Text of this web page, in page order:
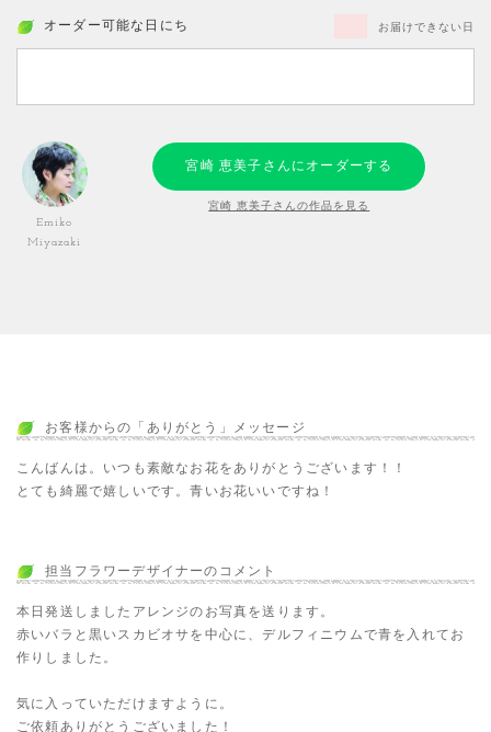
オーダー可能な日にち お届けできない日
Emiko
Miyazaki
宮崎 恵美子さんにオーダーする
宮崎 恵美子さんの作品を見る
お客様からの「ありがとう」メッセージ
こんばんは。いつも素敵なお花をありがとうございます！！
とても綺麗で嬉しいです。青いお花いいですね！
担当フラワーデザイナーのコメント
本日発送しましたアレンジのお写真を送ります。
赤いバラと黒いスカビオサを中心に、デルフィニウムで青を入れてお
作りしました。
気に入っていただけますように。
ご依頼ありがとうございました！